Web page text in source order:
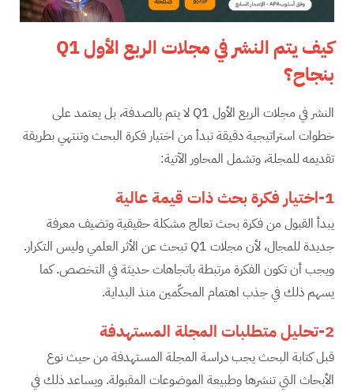
كيف يتم النشر في مجلات الربع الأول
بنجاح؟
النشر في مجلات الربع الأول Q1 لا يتم بالصدفة، بل يعتمد على
خطوات استراتيجية دقيقة تبدأ من اختيار فكرة البحث وتنتهي بطريقة
تقديمه للمجلة، وتشمل المحاور الآتية:
1-اختيار فكرة بحث ذات قيمة عالية
يبدأ القبول من فكرة بحث تعالج مشكلة حقيقية وتضيف معرفة
جديدة للمجال، لأن مجلات Q1 تبحث عن الأثر العلمي وليس التكرار.
ويجب أن تكون الفكرة مرتبطة باتجاهات حديثة في التخصص. كما
يسهم ذلك في جذب اهتمام المحكّمين منذ البداية.
2-تحليل متطلبات المجلة المستهدفة
قبل كتابة البحث يجب دراسة المجلة المستهدفة من حيث نوع
الأبحاث التي تنشرها وطبيعة الموضوعات المقبولة. ويساعد ذلك في